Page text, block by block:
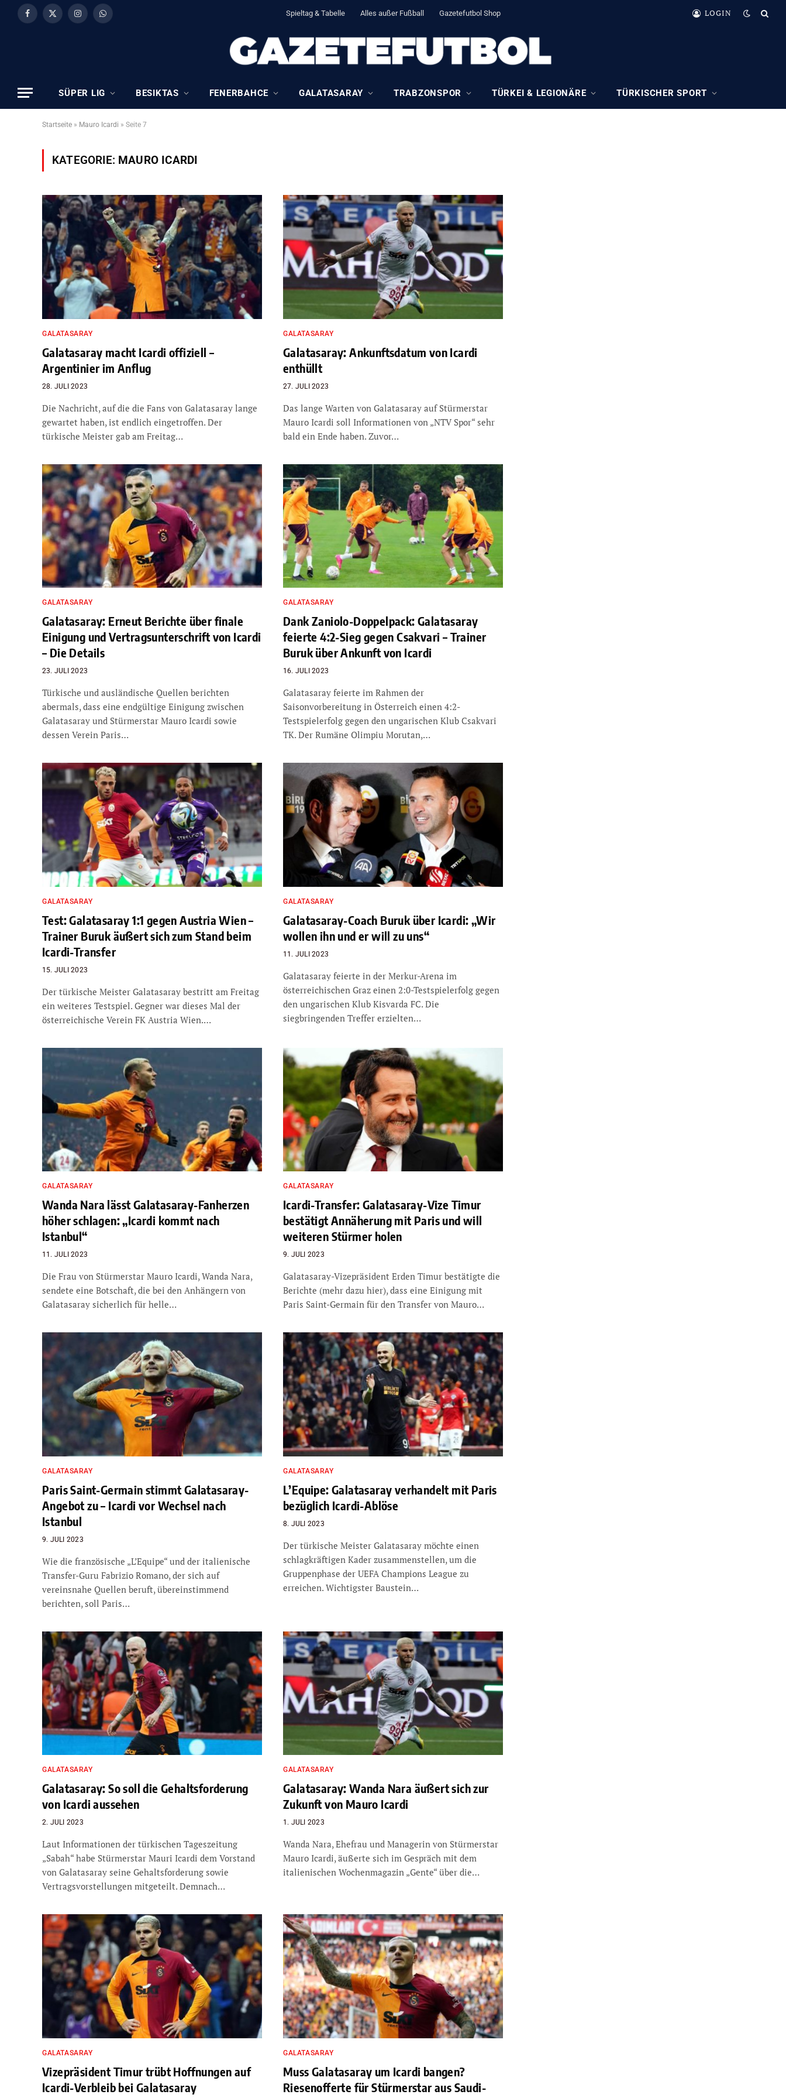
Facebook
X
InstagramWhatsApp Spieltag & Tabelle Alles außer Fußball Gazetefutbol Shop LOGIN
SÜPER LIG BESIKTAS FENERBAHCE GALATASARAY TRABZONSPOR TÜRKEI & LEGIONÄRE TÜRKISCHER SPORT
Startseite » Mauro Icardi » Seite 7
KATEGORIE: MAURO ICARDI
GALATASARAY
Galatasaray macht Icardi offiziell –
Argentinier im Anflug
28. JULI 2023
Die Nachricht, auf die die Fans von Galatasaray lange
gewartet haben, ist endlich eingetroffen. Der
türkische Meister gab am Freitag…
GALATASARAY
Galatasaray: Ankunftsdatum von Icardi
enthüllt
27. JULI 2023
Das lange Warten von Galatasaray auf Stürmerstar
Mauro Icardi soll Informationen von „NTV Spor“ sehr
bald ein Ende haben. Zuvor…
GALATASARAY
Galatasaray: Erneut Berichte über finale
Einigung und Vertragsunterschrift von Icardi
– Die Details
23. JULI 2023
Türkische und ausländische Quellen berichten
abermals, dass eine endgültige Einigung zwischen
Galatasaray und Stürmerstar Mauro Icardi sowie
dessen Verein Paris…
GALATASARAY
Dank Zaniolo-Doppelpack: Galatasaray
feierte 4:2-Sieg gegen Csakvari – Trainer
Buruk über Ankunft von Icardi
16. JULI 2023
Galatasaray feierte im Rahmen der
Saisonvorbereitung in Österreich einen 4:2-
Testspielerfolg gegen den ungarischen Klub Csakvari
TK. Der Rumäne Olimpiu Morutan,…
GALATASARAY
Test: Galatasaray 1:1 gegen Austria Wien –
Trainer Buruk äußert sich zum Stand beim
Icardi-Transfer
15. JULI 2023
Der türkische Meister Galatasaray bestritt am Freitag
ein weiteres Testspiel. Gegner war dieses Mal der
österreichische Verein FK Austria Wien.…
GALATASARAY
Galatasaray-Coach Buruk über Icardi: „Wir
wollen ihn und er will zu uns“
11. JULI 2023
Galatasaray feierte in der Merkur-Arena im
österreichischen Graz einen 2:0-Testspielerfolg gegen
den ungarischen Klub Kisvarda FC. Die
siegbringenden Treffer erzielten…
GALATASARAY
Wanda Nara lässt Galatasaray-Fanherzen
höher schlagen: „Icardi kommt nach
Istanbul“
11. JULI 2023
Die Frau von Stürmerstar Mauro Icardi, Wanda Nara,
sendete eine Botschaft, die bei den Anhängern von
Galatasaray sicherlich für helle…
GALATASARAY
Icardi-Transfer: Galatasaray-Vize Timur
bestätigt Annäherung mit Paris und will
weiteren Stürmer holen
9. JULI 2023
Galatasaray-Vizepräsident Erden Timur bestätigte die
Berichte (mehr dazu hier), dass eine Einigung mit
Paris Saint-Germain für den Transfer von Mauro…
GALATASARAY
Paris Saint-Germain stimmt Galatasaray-
Angebot zu – Icardi vor Wechsel nach
Istanbul
9. JULI 2023
Wie die französische „L’Equipe“ und der italienische
Transfer-Guru Fabrizio Romano, der sich auf
vereinsnahe Quellen beruft, übereinstimmend
berichten, soll Paris…
GALATASARAY
L’Equipe: Galatasaray verhandelt mit Paris
bezüglich Icardi-Ablöse
8. JULI 2023
Der türkische Meister Galatasaray möchte einen
schlagkräftigen Kader zusammenstellen, um die
Gruppenphase der UEFA Champions League zu
erreichen. Wichtigster Baustein…
GALATASARAY
Galatasaray: So soll die Gehaltsforderung
von Icardi aussehen
2. JULI 2023
Laut Informationen der türkischen Tageszeitung
„Sabah“ habe Stürmerstar Mauri Icardi dem Vorstand
von Galatasaray seine Gehaltsforderung sowie
Vertragsvorstellungen mitgeteilt. Demnach…
GALATASARAY
Galatasaray: Wanda Nara äußert sich zur
Zukunft von Mauro Icardi
1. JULI 2023
Wanda Nara, Ehefrau und Managerin von Stürmerstar
Mauro Icardi, äußerte sich im Gespräch mit dem
italienischen Wochenmagazin „Gente“ über die…
GALATASARAY
Vizepräsident Timur trübt Hoffnungen auf
Icardi-Verbleib bei Galatasaray
GALATASARAY
Muss Galatasaray um Icardi bangen?
Riesenofferte für Stürmerstar aus Saudi-